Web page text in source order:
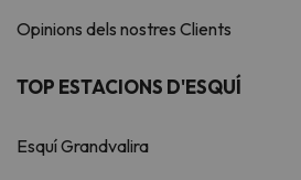
Opinions dels nostres Clients
TOP ESTACIONS D'ESQUÍ
Esquí Grandvalira